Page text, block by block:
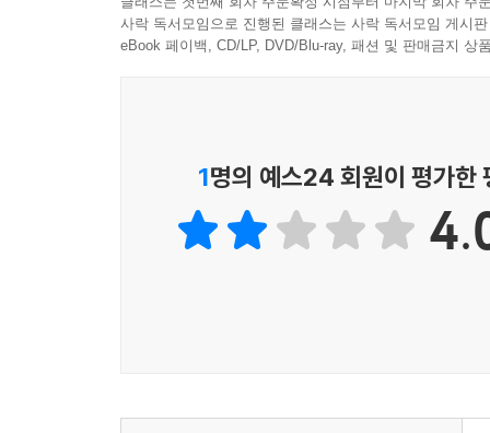
사락 독서모임으로 진행된 클래스는 사락 독서모임 게시
eBook 페이백, CD/LP, DVD/Blu-ray, 패션 및 판매금지 상
1명의 예스24 회원이 평가한